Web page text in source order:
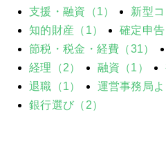
支援・融資（1）
新型
知的財産（1）
確定申告
節税・税金・経費（31）
経理（2）
融資（1）
退職（1）
運営事務局よ
銀行選び（2）